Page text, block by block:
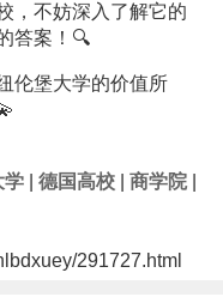
，不妨深入了解它的
答案！🔍
伦堡大学的价值所
学| 德国高校| 商学院|
291727.html